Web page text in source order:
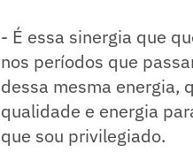
- É essa sinergia que
nos períodos que
dessa mesma energia,
qualidade e energia
que sou privilegiado.